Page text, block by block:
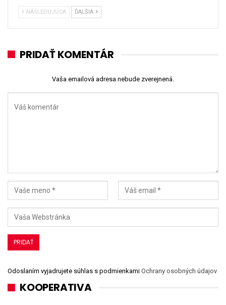
NÁSLEDUJÚCA ĎALŠIA
PRIDAŤ KOMENTÁR
Vaša emailová adresa nebude zverejnená.
Odoslaním vyjadrujete súhlas s podmienkami Ochrany osobných údajov
KOOPERATIVA